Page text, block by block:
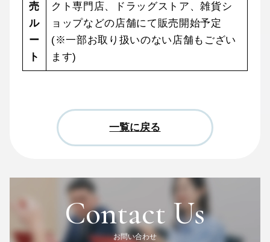
売
ル
ー
ト
クト専門店、ドラッグストア、雑貨シ
ョップなどの店舗にて販売開始予定
(※一部お取り扱いのない店舗もござい
ます)
一覧に戻る
Contact Us
お問い合わせ